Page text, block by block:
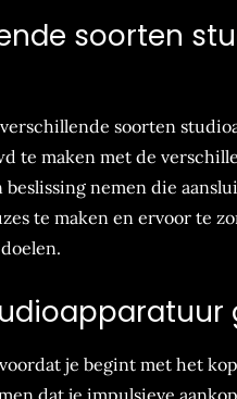
soorten
soorten
te maken met de
nemen die
te maken en ervoor te
je begint met het
dat je impulsieve